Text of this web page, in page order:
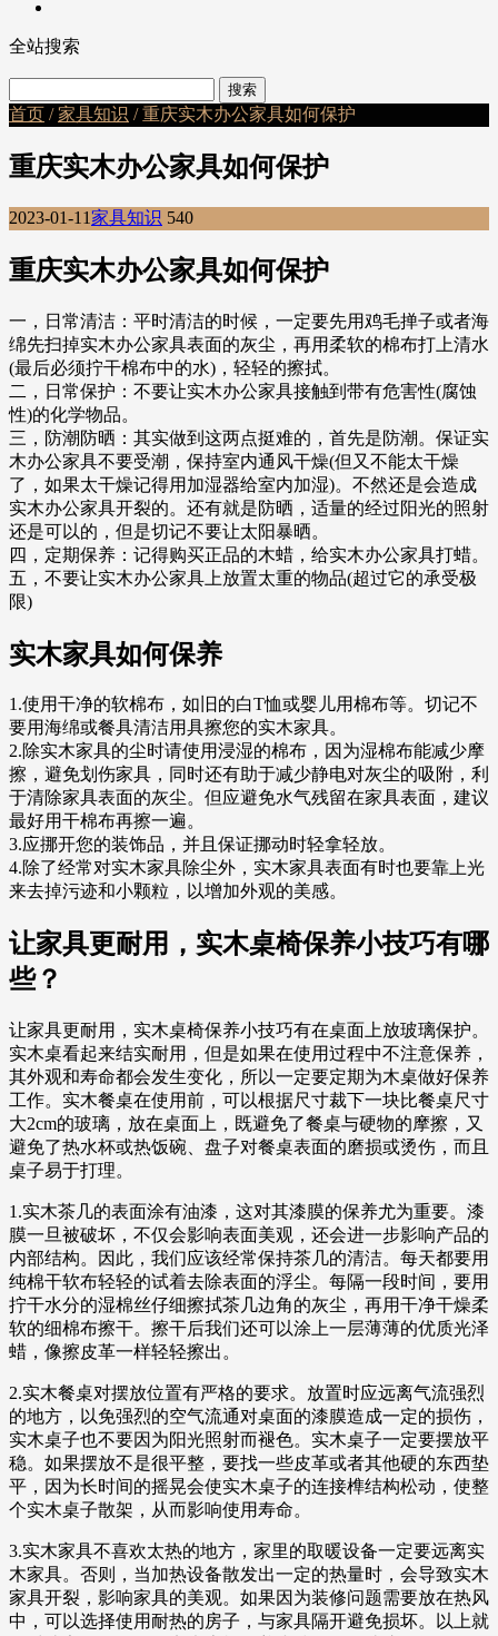
全站搜索
首页 /家具知识 / 重庆实木办公家具如何保护
重庆实木办公家具如何保护
2023-01-11家具知识 540
重庆实木办公家具如何保护
一，日常清洁：平时清洁的时候，一定要先用鸡毛掸子或者海
绵先扫掉实木办公家具表面的灰尘，再用柔软的棉布打上清水
(最后必须拧干棉布中的水)，轻轻的擦拭。
二，日常保护：不要让实木办公家具接触到带有危害性(腐蚀
性)的化学物品。
三，防潮防晒：其实做到这两点挺难的，首先是防潮。保证实
木办公家具不要受潮，保持室内通风干燥(但又不能太干燥
了，如果太干燥记得用加湿器给室内加湿)。不然还是会造成
实木办公家具开裂的。还有就是防晒，适量的经过阳光的照射
还是可以的，但是切记不要让太阳暴晒。
四，定期保养：记得购买正品的木蜡，给实木办公家具打蜡。
五，不要让实木办公家具上放置太重的物品(超过它的承受极
限)
实木家具如何保养
1.使用干净的软棉布，如旧的白T恤或婴儿用棉布等。切记不
要用海绵或餐具清洁用具擦您的实木家具。
2.除实木家具的尘时请使用浸湿的棉布，因为湿棉布能减少摩
擦，避免划伤家具，同时还有助于减少静电对灰尘的吸附，利
于清除家具表面的灰尘。但应避免水气残留在家具表面，建议
最好用干棉布再擦一遍。
3.应挪开您的装饰品，并且保证挪动时轻拿轻放。
4.除了经常对实木家具除尘外，实木家具表面有时也要靠上光
来去掉污迹和小颗粒，以增加外观的美感。
让家具更耐用，实木桌椅保养小技巧有哪
些？
让家具更耐用，实木桌椅保养小技巧有在桌面上放玻璃保护。
实木桌看起来结实耐用，但是如果在使用过程中不注意保养，
其外观和寿命都会发生变化，所以一定要定期为木桌做好保养
工作。实木餐桌在使用前，可以根据尺寸裁下一块比餐桌尺寸
大2cm的玻璃，放在桌面上，既避免了餐桌与硬物的摩擦，又
避免了热水杯或热饭碗、盘子对餐桌表面的磨损或烫伤，而且
桌子易于打理。
1.实木茶几的表面涂有油漆，这对其漆膜的保养尤为重要。漆
膜一旦被破坏，不仅会影响表面美观，还会进一步影响产品的
内部结构。因此，我们应该经常保持茶几的清洁。每天都要用
纯棉干软布轻轻的试着去除表面的浮尘。每隔一段时间，要用
拧干水分的湿棉丝仔细擦拭茶几边角的灰尘，再用干净干燥柔
软的细棉布擦干。擦干后我们还可以涂上一层薄薄的优质光泽
蜡，像擦皮革一样轻轻擦出。
2.实木餐桌对摆放位置有严格的要求。放置时应远离气流强烈
的地方，以免强烈的空气流通对桌面的漆膜造成一定的损伤，
实木桌子也不要因为阳光照射而褪色。实木桌子一定要摆放平
稳。如果摆放不是很平整，要找一些皮革或者其他硬的东西垫
平，因为长时间的摇晃会使实木桌子的连接榫结构松动，使整
个实木桌子散架，从而影响使用寿命。
3.实木家具不喜欢太热的地方，家里的取暖设备一定要远离实
木家具。否则，当加热设备散发出一定的热量时，会导致实木
家具开裂，影响家具的美观。如果因为装修问题需要放在热风
中，可以选择使用耐热的房子，与家具隔开避免损坏。以上就